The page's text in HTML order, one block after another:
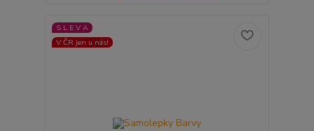
S L E V A
V ČR jen u nás!